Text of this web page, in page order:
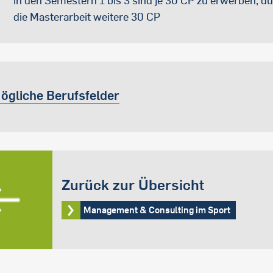
die Masterarbeit weitere 30 CP
Berufsfelder
Zurück zur Übersicht
Management & Consulting im Sport